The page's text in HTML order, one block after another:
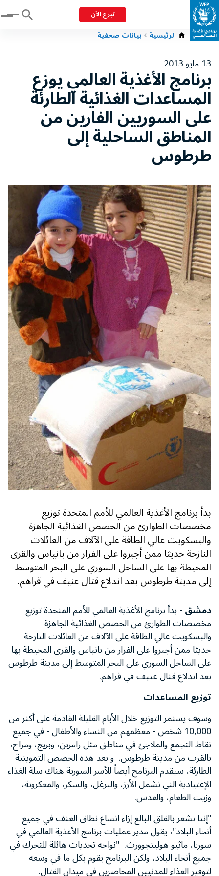
تبرع الآن Menu
الرئيسية بيانات صحفية
13 مايو 2013
برنامج الأغذية العالمي يوزع
المساعدات الغذائية الطارئة
على السوريين الفارين من
المناطق الساحلية إلى
طرطوس
بدأ برنامج الأغذية العالمي للأمم المتحدة توزيع
مخصصات الطوارئ من الحصص الغذائية الجاهزة
والبسكويت عالي الطاقة على الآلاف من العائلات
النازحة حديثا ممن أجبروا على الفرار من بانياس والقرى
المحيطة بها على الساحل السوري على البحر المتوسط
إلى مدينة طرطوس بعد اندلاع قتال عنيف في قراهم.
دمشق- بدأ برنامج الأغذية العالمي للأمم المتحدة توزيع
مخصصات الطوارئ من الحصص الغذائية الجاهزة
والبسكويت عالي الطاقة على الآلاف من العائلات النازحة
حديثا ممن أجبروا على الفرار من بانياس والقرى المحيطة بها
على الساحل السوري على البحر المتوسط إلى مدينة طرطوس
بعد اندلاع قتال عنيف في قراهم.
توزيع المساعدات
وسوف يستمر التوزيع خلال الأيام القليلة القادمة على أكثر من
10,000 شخص - معظمهم من النساء والأطفال - في جميع
نقاط التجمع والملاجئ في مناطق مثل زامرين، وبريج، ومراح،
بالقرب من مدينة طرطوس. و بعد هذه الحصص التموينية
الطارئة، سيقدم البرنامج أيضاً للأسر السورية هناك سلة الغذاء
الإعتيادية التي تشمل الأرز، والبرغل، والسكر، والمعكرونة،
وزيت الطعام، والعدس.
"إننا نشعر بالقلق البالغ إزاء اتساع نطاق العنف في جميع
أنحاء البلاد"، يقول مدير عمليات برنامج الأغذية العالمي في
سوريا، ماثيو هولينجوورث. "نواجه تحديات هائلة للتحرك في
جميع أنحاء البلاد، ولكن البرنامج يقوم بكل ما في وسعه
لتوفير الغذاء للمدنيين المحاصرين في ميدان القتال.